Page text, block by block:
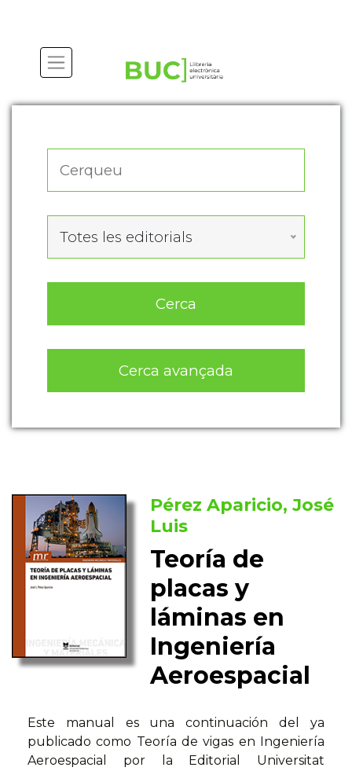
Totes les editorials
Cerca
Cerca avançada
Pérez Aparicio, José
Luis
Teoría de
placas y
láminas en
Ingeniería
Aeroespacial
Este manual es una continuación del ya
publicado como Teoría de vigas en Ingeniería
Aeroespacial por la Editorial Universitat